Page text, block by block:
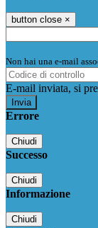
button close ×
Non hai una e-mail
E-mail inviata, si
Errore
Chiudi
Successo
Chiudi
Informazione
Chiudi